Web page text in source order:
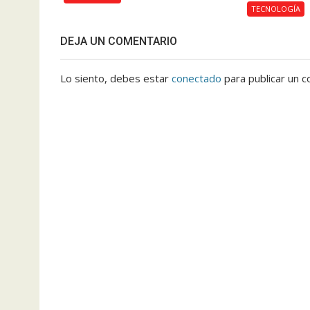
TECNOLOGÍA
DEJA UN COMENTARIO
Lo siento, debes estar conectado para publicar un